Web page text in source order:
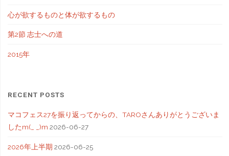
心が欲するものと体が欲するもの
第2節 志士への道
2015年
RECENT POSTS
マコフェス27を振り返ってからの、TAROさんありがとうございま
したm(_ _)m 2026-06-27
2026年上半期 2026-06-25